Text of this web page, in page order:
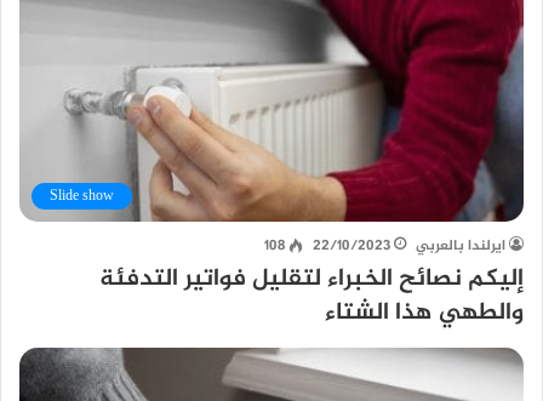
Slide show
ايرلندا بالعربي 22/10/2023
108
إليكم نصائح الخبراء لتقليل فواتير التدفئة
والطهي هذا الشتاء